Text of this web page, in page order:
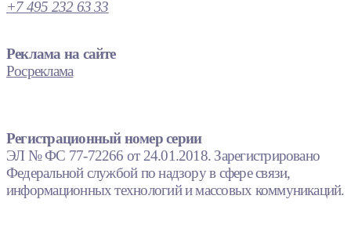
+7 495 232 63 33
Реклама на сайте
Росреклама
Регистрационный номер серии
ЭЛ № ФС 77-72266 от 24.01.2018. Зарегистрировано
Федеральной службой по надзору в сфере связи,
информационных технологий и массовых коммуникаций.